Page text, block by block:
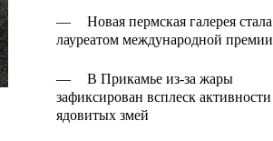
—
Новая пермская галерея стала
лауреатом международной премии
—
В Прикамье из-за жары
зафиксирован всплеск активности
ядовитых змей